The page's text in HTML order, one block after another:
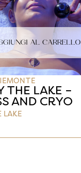
AL CARRELLO
THE LAKE –
AND CRYO
LAKE